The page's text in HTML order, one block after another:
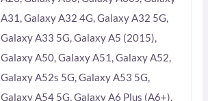
A31, Galaxy A32 4G, Galaxy A32 5G,
Galaxy A33 5G, Galaxy A5 (2015),
Galaxy A50, Galaxy A51, Galaxy A52,
Galaxy A52s 5G, Galaxy A53 5G,
Galaxy A54 5G, Galaxy A6 Plus (A6+),